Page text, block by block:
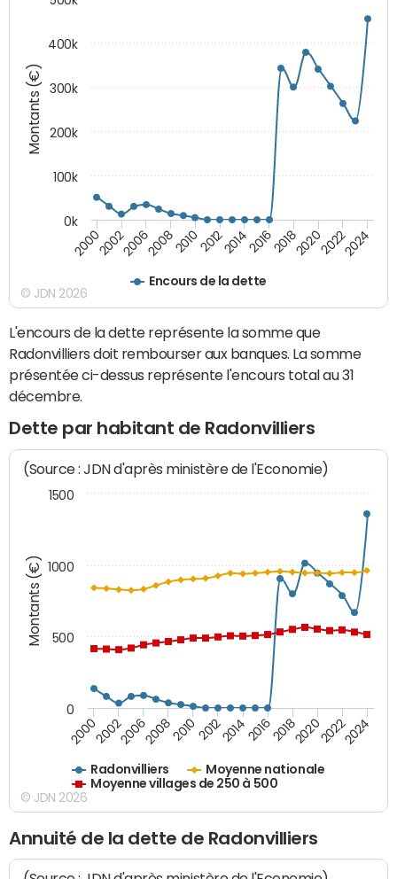
Montants (€)
Encours de la dette
200020022006200820102012201420162018202020222024
0k
100k
200k
300k
400k
© JDN 2026
L'encours de la dette représente la somme que
Radonvilliers doit rembourser aux banques. La somme
présentée ci-dessus représente l'encours total au 31
décembre.
Dette par habitant de Radonvilliers
Montants (€)
(Source : JDN d'après ministère de l'Economie)
Radonvilliers
Moyenne nationale
Moyenne villages de 250 à 500
200020022006200820102012201420162018202020222024
0
500
1000
1500
© JDN 2026
Annuité de la dette de Radonvilliers